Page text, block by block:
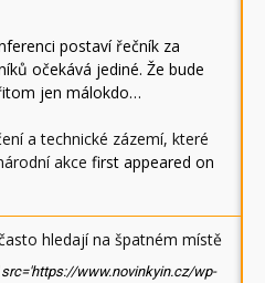
postaví řečník za
očekává jediné. Že bude
jen málokdo…
a technické zázemí, které
akce first appeared on
hledají na špatném místě
src='https://www.novinkyin.cz/wp-